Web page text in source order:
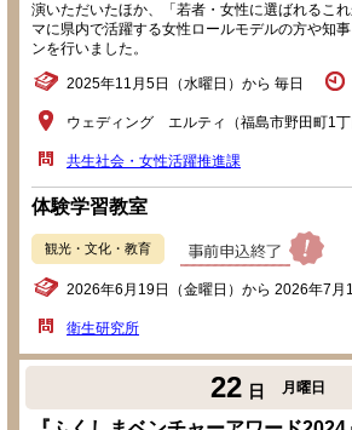
演いただいたほか、「若者・女性に選ばれるこ
マに県内で活躍する女性ロールモデルの方や知
ンを行いました。
2025年11月5日（水曜日）から 毎日
ウェディング エルティ（福島市野田町1丁
共生社会・女性活躍推進課
体験学習教室
観光・文化・教育
2026年6月19日（金曜日）から 2026年7月
衛生研究所
22 日 月曜日